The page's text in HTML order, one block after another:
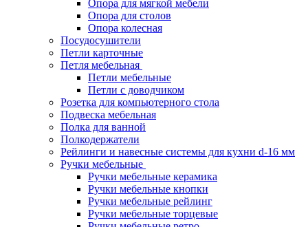
Опора для мягкой мебели
Опора для столов
Опора колесная
Посудосушители
Петли карточные
Петля мебельная
Петли мебельные
Петли с доводчиком
Розетка для компьютерного стола
Подвеска мебельная
Полка для ванной
Полкодержатели
Рейлинги и навесные системы для кухни d-16 мм
Ручки мебельные
Ручки мебельные керамика
Ручки мебельные кнопки
Ручки мебельные рейлинг
Ручки мебельные торцевые